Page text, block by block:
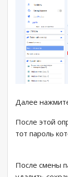
Далее
После этой
тот пароль
После смены